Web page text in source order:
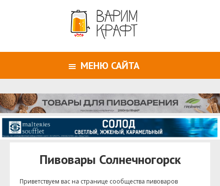
МЕНЮ САЙТА
Пивовары Солнечногорск
Приветствуем ваc на странице сообщества пивоваров